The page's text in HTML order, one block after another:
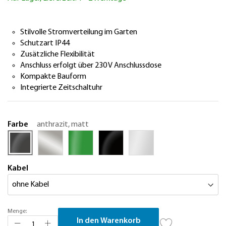
springen
Stilvolle Stromverteilung im Garten
Schutzart IP44
Zusätzliche Flexibilität
Anschluss erfolgt über 230 V Anschlussdose
Kompakte Bauform
Integrierte Zeitschaltuhr
Farbe anthrazit, matt
Kabel
Menge:
In den Warenkorb